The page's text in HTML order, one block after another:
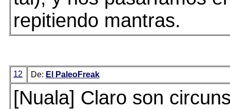
repitiendo mantras.
12 De: El PaleoFreak
[Nuala] Claro son